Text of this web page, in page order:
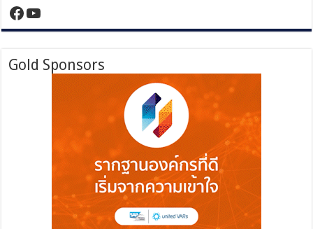
https://www.facebook.com/
YouTube
Gold Sponsors